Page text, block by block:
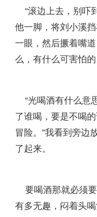
“滚边上去，别吓
他一脚，将刘小溪
一眼，然后撅着嘴
么，有什么可害怕的
“光喝酒有什么意
了谁喝，要是不喝
冒险。”我看到旁边
了起来。
要喝酒那就必须
有多无趣，闷着头喝